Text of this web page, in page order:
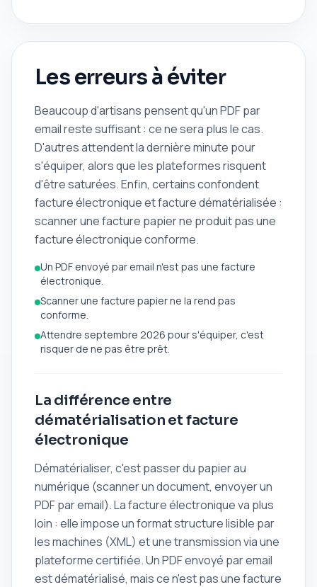
Les erreurs à éviter
Beaucoup d'artisans pensent qu'un PDF par
email reste suffisant : ce ne sera plus le cas.
D'autres attendent la dernière minute pour
s'équiper, alors que les plateformes risquent
d'être saturées. Enfin, certains confondent
facture électronique et facture dématérialisée :
scanner une facture papier ne produit pas une
facture électronique conforme.
Un PDF envoyé par email n'est pas une facture
électronique.
Scanner une facture papier ne la rend pas
conforme.
Attendre septembre 2026 pour s'équiper, c'est
risquer de ne pas être prêt.
La différence entre
dématérialisation et facture
électronique
Dématérialiser, c'est passer du papier au
numérique (scanner un document, envoyer un
PDF par email). La facture électronique va plus
loin : elle impose un format structure lisible par
les machines (XML) et une transmission via une
plateforme certifiée. Un PDF envoyé par email
est dématérialisé, mais ce n'est pas une facture